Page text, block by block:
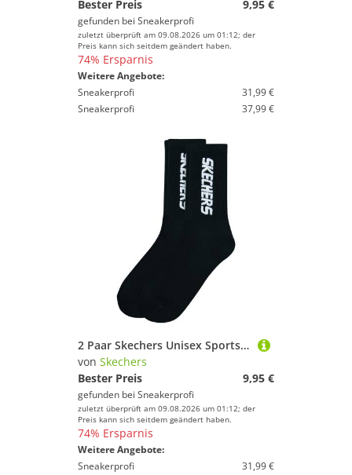
Bester Preis
9,95 €
gefunden bei Sneakerprofi
zuletzt überprüft am 09.08.2026 um 01:12; der
Preis kann sich seitdem geändert haben.
74% Ersparnis
Weitere Angebote:
Sneakerprofi
31,99 €
Sneakerprofi
37,99 €
2 Paar Skechers Unisex Sportsocken Tennissocken cushioned line Socken SK41042
von Skechers
Bester Preis
9,95 €
gefunden bei Sneakerprofi
zuletzt überprüft am 09.08.2026 um 01:12; der
Preis kann sich seitdem geändert haben.
74% Ersparnis
Weitere Angebote:
Sneakerprofi
31,99 €